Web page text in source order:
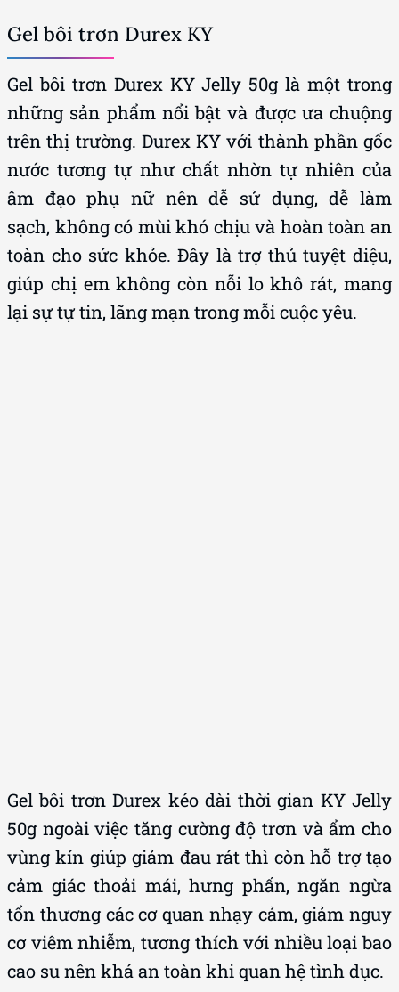
Gel bôi trơn Durex KY
Gel bôi trơn Durex KY Jelly 50g là một trong
những sản phẩm nổi bật và được ưa chuộng
trên thị trường. Durex KY với thành phần gốc
nước tương tự như chất nhờn tự nhiên của
âm đạo phụ nữ nên dễ sử dụng, dễ làm
sạch, không có mùi khó chịu và hoàn toàn an
toàn cho sức khỏe. Đây là trợ thủ tuyệt diệu,
giúp chị em không còn nỗi lo khô rát, mang
lại sự tự tin, lãng mạn trong mỗi cuộc yêu.
Gel bôi trơn Durex kéo dài thời gian KY Jelly
50g ngoài việc tăng cường độ trơn và ẩm cho
vùng kín giúp giảm đau rát thì còn hỗ trợ tạo
cảm giác thoải mái, hưng phấn, ngăn ngừa
tổn thương các cơ quan nhạy cảm, giảm nguy
cơ viêm nhiễm, tương thích với nhiều loại bao
cao su nên khá an toàn khi quan hệ tình dục.